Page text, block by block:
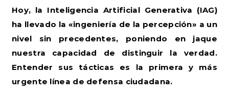
Hoy, la Inteligencia Artificial Generativa (IAG)
ha llevado la «ingeniería de la percepción» a un
nivel sin precedentes, poniendo en jaque
nuestra capacidad de distinguir la verdad.
Entender sus tácticas es la primera y más
urgente línea de defensa ciudadana.